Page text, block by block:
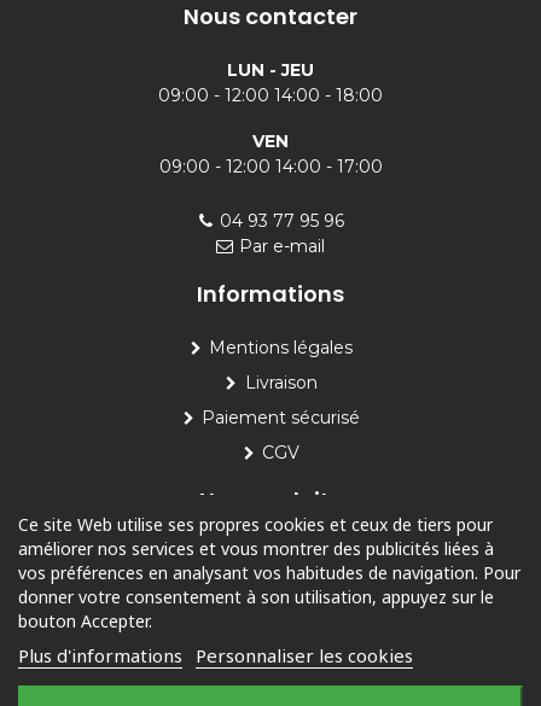
Nous contacter
LUN - JEU
09:00 - 12:00 14:00 - 18:00
VEN
09:00 - 12:00 14:00 - 17:00
04 93 77 95 96
Par e-mail
Informations
Mentions légales
Livraison
Paiement sécurisé
CGV
Nos produits
Piscine
Jardin
Outdoor
Ce site Web utilise ses propres cookies et ceux de tiers pour
améliorer nos services et vous montrer des publicités liées à
vos préférences en analysant vos habitudes de navigation. Pour
donner votre consentement à son utilisation, appuyez sur le
bouton Accepter.
Plus d'informations Personnaliser les cookies